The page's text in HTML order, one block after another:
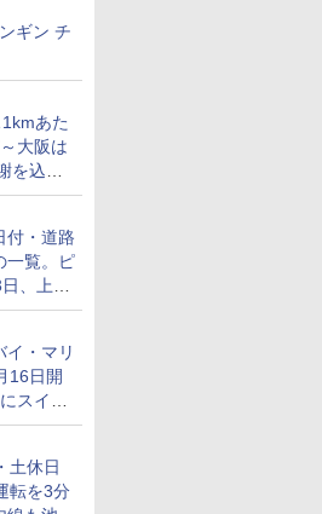
ギン チ
あた
大阪は
を込め
ペーン
付・道路
一覧。ピ
、上り
イ・マリ
16日開
スイー
ニング
土休日
転を3分